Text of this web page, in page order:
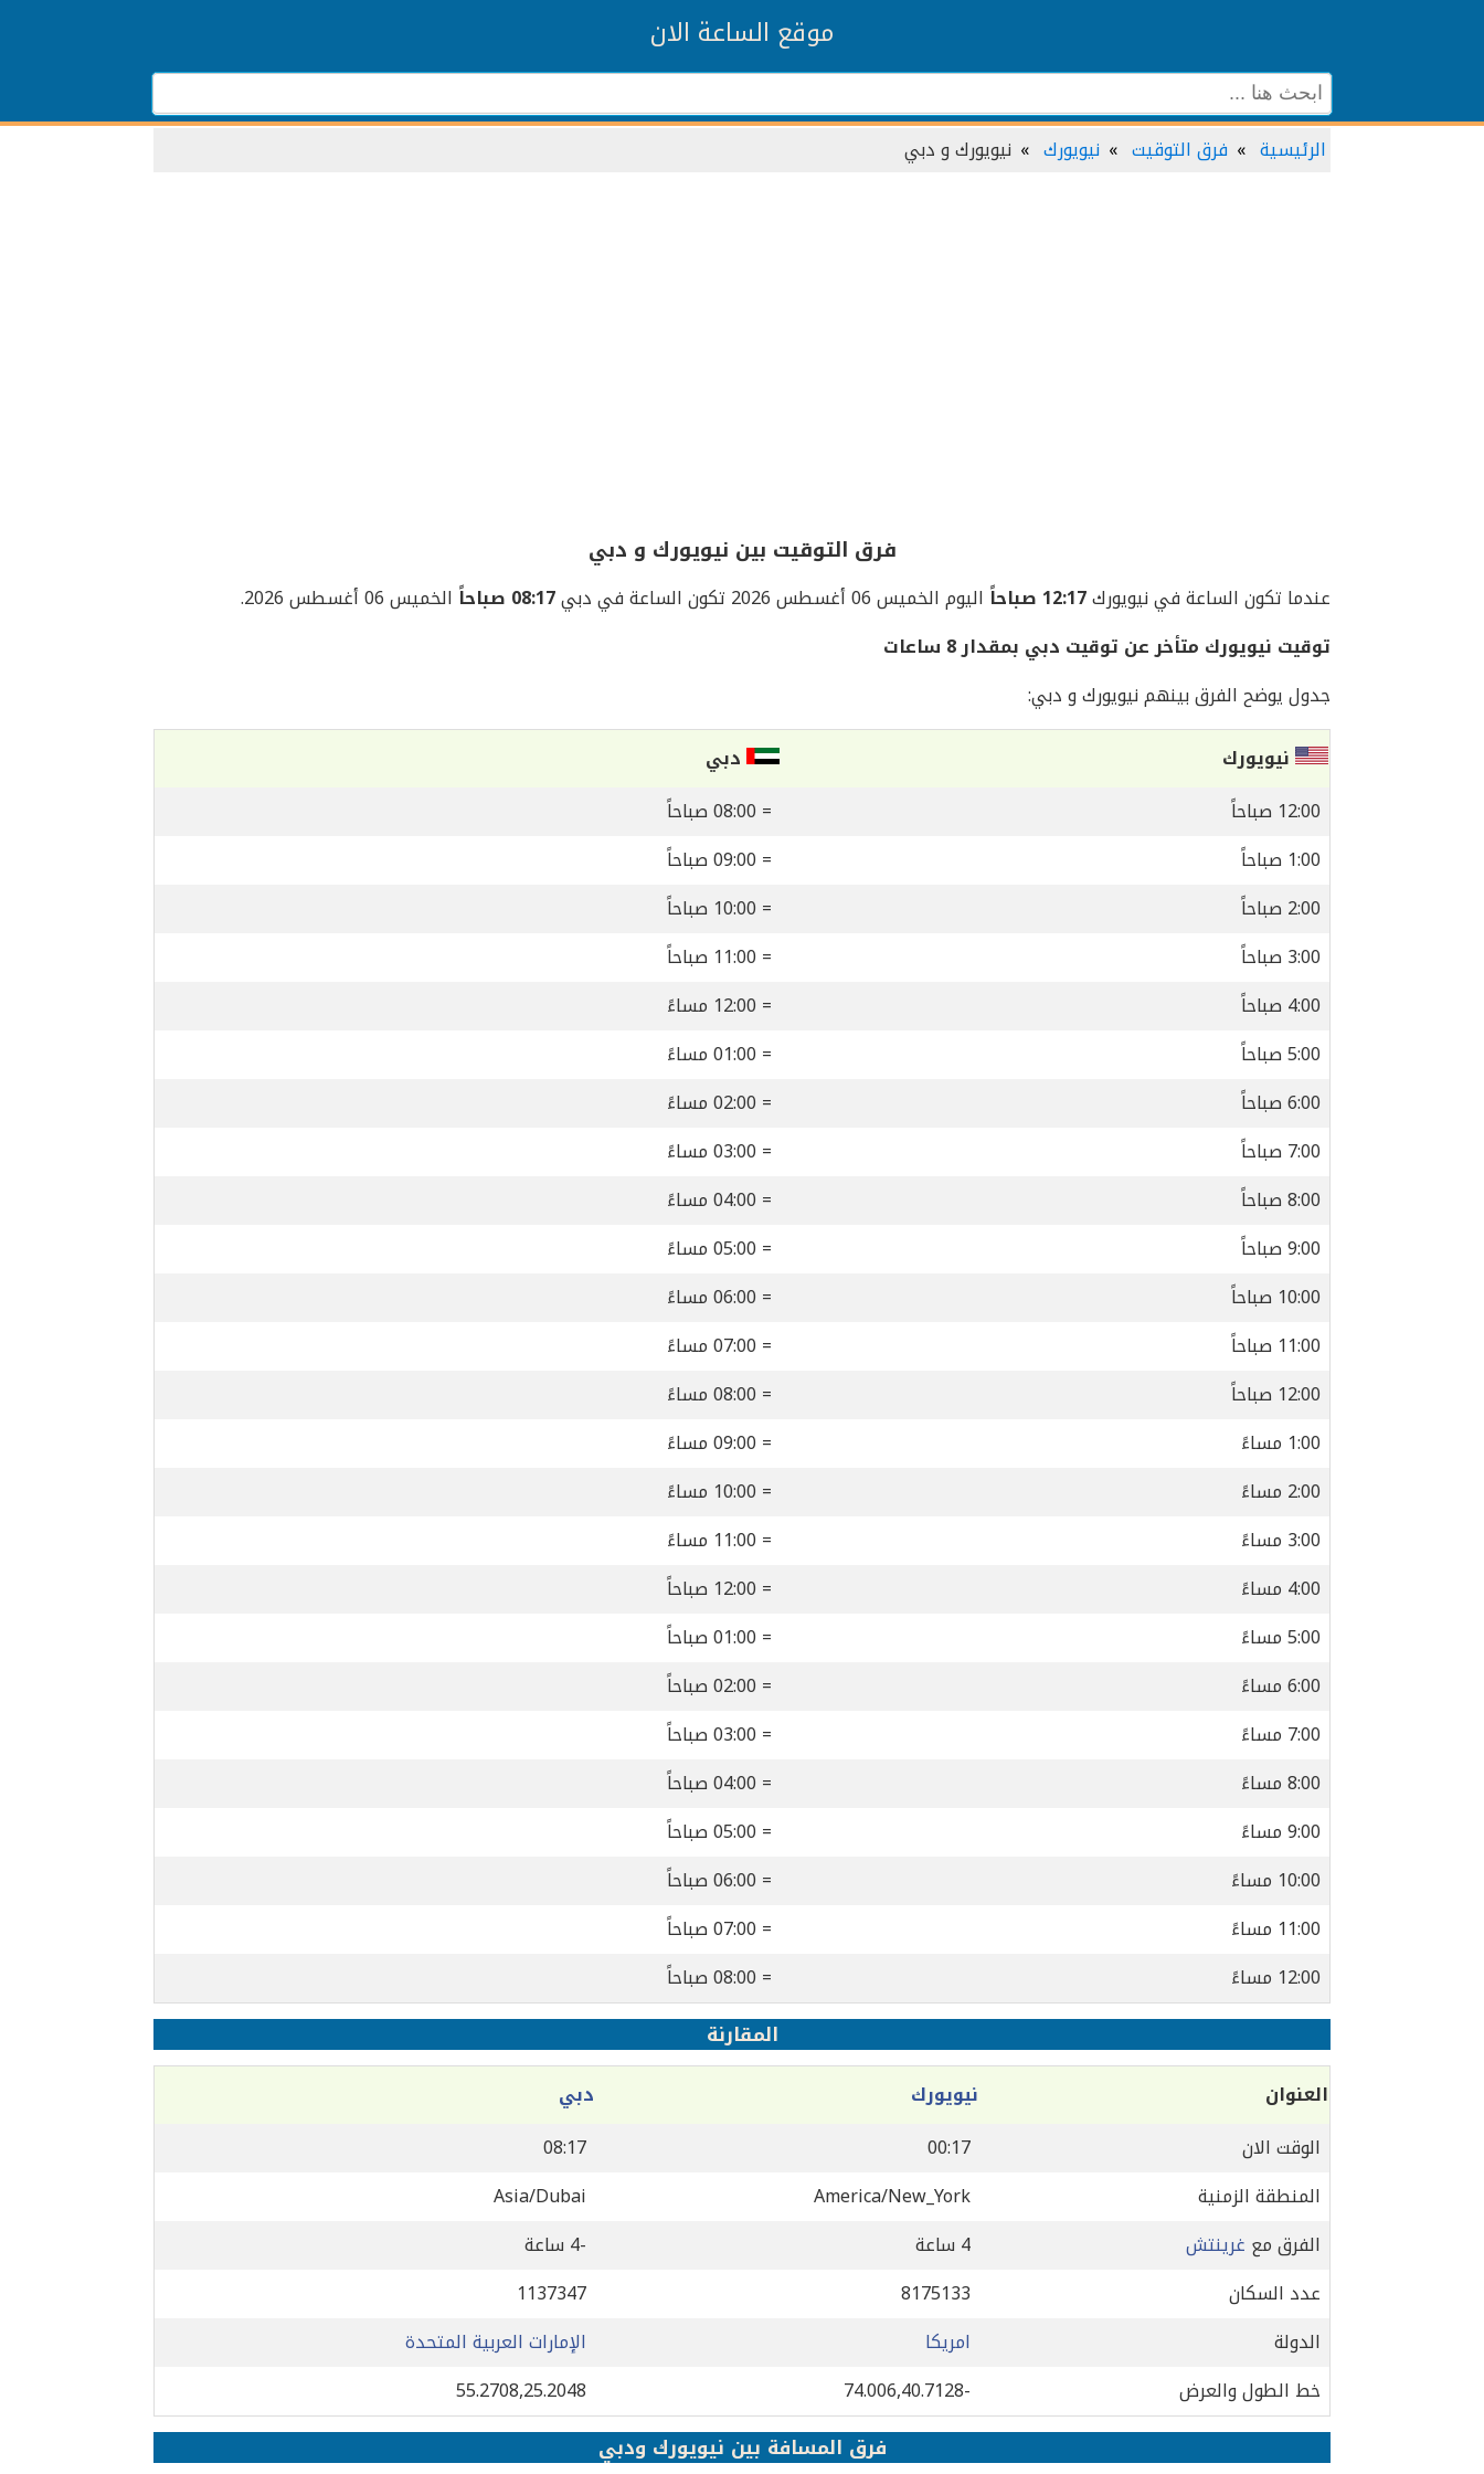
موقع الساعة الان
الرئيسية فرق التوقيت نيويورك نيويورك و دبي
فرق التوقيت بين نيويورك و دبي
عندما تكون الساعة في نيويورك12:17 صباحاً اليوم الخميس 06 أغسطس 2026 تكون الساعة في دبي 08:17 صباحاً
الخميس 06 أغسطس 2026.
توقيت نيويورك متأخر عن توقيت دبي بمقدار 8 ساعات
جدول يوضح الفرق بينهم نيويورك و دبي:
نيويورك
دبي
12:00 صباحاً
= 08:00 صباحاً
1:00 صباحاً
= 09:00 صباحاً
2:00 صباحاً
= 10:00 صباحاً
3:00 صباحاً
= 11:00 صباحاً
4:00 صباحاً
= 12:00 مساءً
5:00 صباحاً
= 01:00 مساءً
6:00 صباحاً
= 02:00 مساءً
7:00 صباحاً
= 03:00 مساءً
8:00 صباحاً
= 04:00 مساءً
9:00 صباحاً
= 05:00 مساءً
10:00 صباحاً
= 06:00 مساءً
11:00 صباحاً
= 07:00 مساءً
12:00 صباحاً
= 08:00 مساءً
1:00 مساءً
= 09:00 مساءً
2:00 مساءً
= 10:00 مساءً
3:00 مساءً
= 11:00 مساءً
4:00 مساءً
= 12:00 صباحاً
5:00 مساءً
= 01:00 صباحاً
6:00 مساءً
= 02:00 صباحاً
7:00 مساءً
= 03:00 صباحاً
8:00 مساءً
= 04:00 صباحاً
9:00 مساءً
= 05:00 صباحاً
10:00 مساءً
= 06:00 صباحاً
11:00 مساءً
= 07:00 صباحاً
12:00 مساءً
= 08:00 صباحاً
المقارنة
العنوان نيويورك
دبي
الوقت الان
00:17
08:17
المنطقة الزمنية
America/New_York
Asia/Dubai
الفرق مع غرينتش 4 ساعة
-4 ساعة
عدد السكان
8175133
1137347
الدولة
امريكا
الإمارات العربية المتحدة
خط الطول والعرض
-74.006,40.7128
55.2708,25.2048
فرق المسافة بين نيويورك ودبي